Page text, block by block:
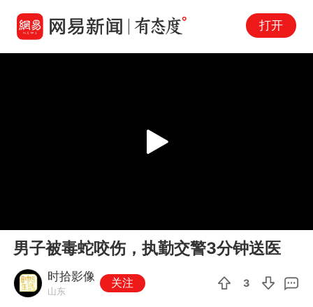
打开
Play
男子被毒蛇咬伤，执勤交警3分钟送医
时拾影像
山东
关注 3